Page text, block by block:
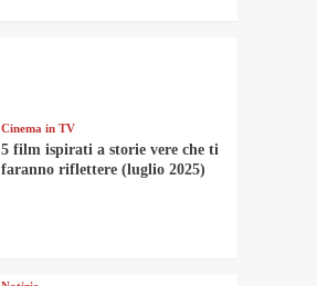
Cinema in TV
5 film ispirati a storie vere che ti
faranno riflettere (luglio 2025)